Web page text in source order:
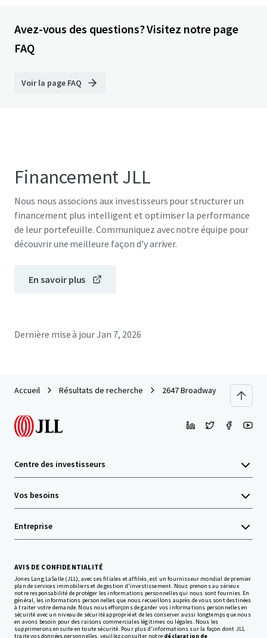
Avez-vous des questions? Visitez notre page
FAQ
Voir la page FAQ
Financement JLL
Nous nous associons aux investisseurs pour structurer un
financement plus intelligent et optimiser la performance
de leur portefeuille. Communiquez avec notre équipe pour
découvrir une meilleure façon d'y arriver.
En savoir plus
Dernière mise à jourJan 7, 2026
Accueil Résultats de recherche 2647 Broadway
Centre des investisseurs
Vos besoins
Entreprise
AVIS DE CONFIDENTIALITÉ
Jones Lang LaSalle (JLL), avec ses filiales et affiliés, est un fournisseur mondial de premier
plan de services immobiliers et de gestion d'investissement. Nous prenons au sérieux
notre responsabilité de protéger les informations personnelles qui nous sont fournies. En
général, les informations personnelles que nous recueillons auprès de vous sont destinées
à traiter votre demande. Nous nous efforçons de garder vos informations personnelles en
sécurité avec un niveau de sécurité approprié et de les conserver aussi longtemps que nous
en avons besoin pour des raisons commerciales légitimes ou légales. Nous les
supprimerons ensuite en toute sécurité. Pour plus d'informations sur la façon dont JLL
traite vos données personnelles, veuillez consulter notredéclaration de